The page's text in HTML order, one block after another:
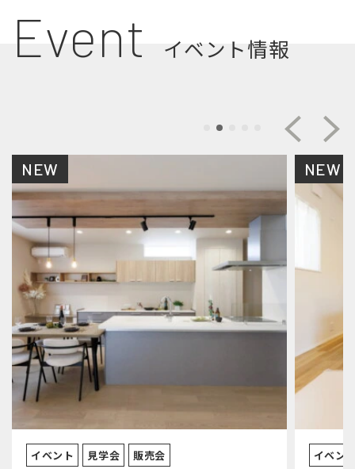
Event イベント情報
NEW
イベント 見学会 販売会
NEW
イベン